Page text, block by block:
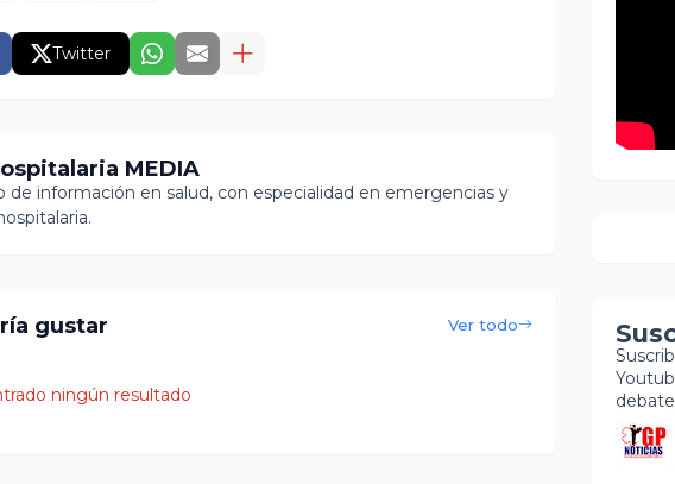
Twitter
MEDIA
de información en salud, con especialidad en emergencias y
gustar Ver todo
ningún resultado